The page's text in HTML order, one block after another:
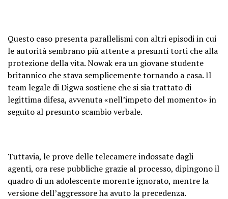
Questo caso presenta parallelismi con altri episodi in cui
le autorità sembrano più attente a presunti torti che alla
protezione della vita. Nowak era un giovane studente
britannico che stava semplicemente tornando a casa. Il
team legale di Digwa sostiene che si sia trattato di
legittima difesa, avvenuta «nell’impeto del momento» in
seguito al presunto scambio verbale.
Tuttavia, le prove delle telecamere indossate dagli
agenti, ora rese pubbliche grazie al processo, dipingono il
quadro di un adolescente morente ignorato, mentre la
versione dell’aggressore ha avuto la precedenza.